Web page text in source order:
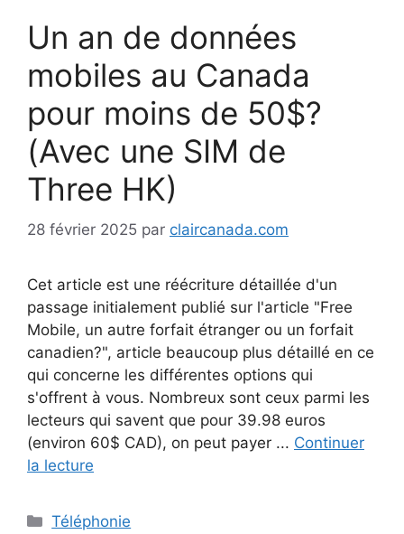
Un an de données
mobiles au Canada
pour moins de 50$?
(Avec une SIM de
Three HK)
28 février 2025 par claircanada.com
Cet article est une réécriture détaillée d'un
passage initialement publié sur l'article "Free
Mobile, un autre forfait étranger ou un forfait
canadien?", article beaucoup plus détaillé en ce
qui concerne les différentes options qui
s'offrent à vous. Nombreux sont ceux parmi les
lecteurs qui savent que pour 39.98 euros
(environ 60$ CAD), on peut payer ... Continuer
la lecture
Catégories
Téléphonie